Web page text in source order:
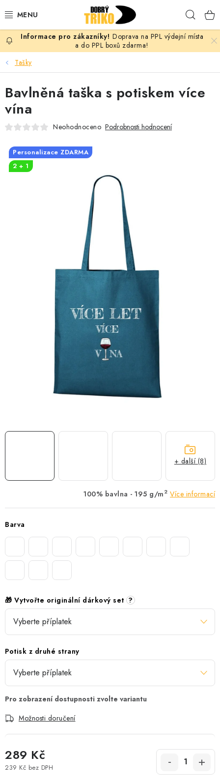
na
PRO ŽENY
PRO MUŽE
PRO DĚTI
PRO PÁRY
VLASTNÍ MOTIV
OKAMŽITĚ K ODBĚRU
MÁM SRDCE POMÁHÁM
Obchodní podmínky
Doprava na PPL výdejní místa
a do PPL boxů zdarma!
Tašky
100% bavlna - 195 g/m 2 Více informací
Barva
🎁 Vytvořte originální dárkový set ?
Potisk z druhé strany
Možnosti doručení
289 Kč
239 Kč bez DPH
Bavlněná taška s potiskem více
vína
Neohodnoceno Podrobnosti hodnocení
Personalizace ZDARMA
2 + 1
+ další (8)